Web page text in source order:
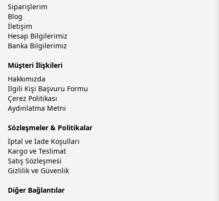
Siparişlerim
Blog
İletişim
Hesap Bilgilerimiz
Banka Bilgilerimiz
Müşteri İlişkileri
Hakkımızda
İlgili Kişi Başvuru Formu
Çerez Politikası
Aydınlatma Metni
Sözleşmeler & Politikalar
İptal ve İade Koşulları
Kargo ve Teslimat
Satış Sözleşmesi
Gizlilik ve Güvenlik
Diğer Bağlantılar